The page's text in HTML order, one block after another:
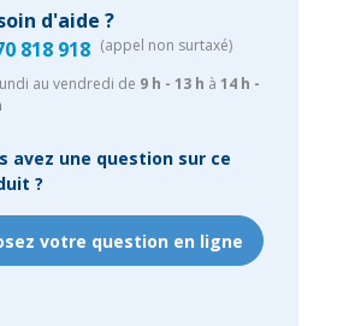
d'aide ?
818 918 (appel non surtaxé)
au vendredi de 9 h - 13 h à 14 h -
avez une question sur ce
?
votre question en ligne